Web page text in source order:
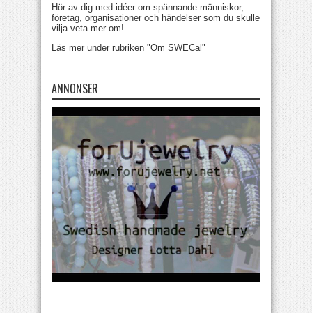
Hör av dig med idéer om spännande människor,
företag, organisationer och händelser som du skulle
vilja veta mer om!
Läs mer under rubriken "Om SWECal"
ANNONSER